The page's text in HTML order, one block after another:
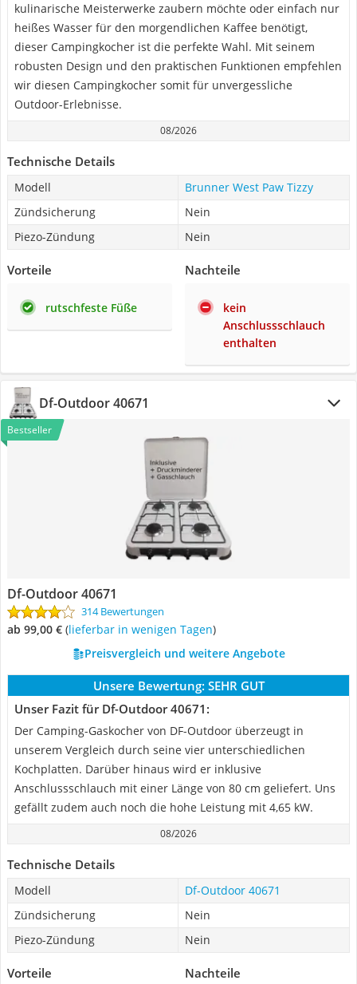
kulinarische Meisterwerke zaubern möchte oder einfach nur
heißes Wasser für den morgendlichen Kaffee benötigt,
dieser Campingkocher ist die perfekte Wahl. Mit seinem
robusten Design und den praktischen Funktionen empfehlen
wir diesen Campingkocher somit für unvergessliche
Outdoor-Erlebnisse.
08/2026
Technische Details
Modell
Brunner West Paw Tizzy
Zündsicherung
Nein
Piezo-Zündung
Nein
Vorteile
rutschfeste Füße
Nachteile
kein
Anschlussschlauch
enthalten
Df-Outdoor 40671
Bestseller
Df-Outdoor 40671
314 Bewertungen
ab 99,00 € ( Lieferbar in wenigen Tagen)
Preisvergleich und weitere Angebote
Unsere Bewertung: SEHR GUT
Unser Fazit für Df-Outdoor 40671:
Der Camping-Gaskocher von DF-Outdoor überzeugt in
unserem Vergleich durch seine vier unterschiedlichen
Kochplatten. Darüber hinaus wird er inklusive
Anschlussschlauch mit einer Länge von 80 cm geliefert. Uns
gefällt zudem auch noch die hohe Leistung mit 4,65 kW.
08/2026
Technische Details
Modell
Df-Outdoor 40671
Zündsicherung
Nein
Piezo-Zündung
Nein
Vorteile Nachteile